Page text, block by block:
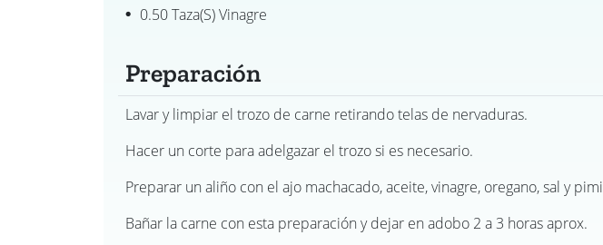
0.50 Taza(s) Vinagre
Preparación
Lavar y limpiar el trozo de carne retirando telas de nervaduras.
Hacer un corte para adelgazar el trozo si es necesario.
Preparar un aliño con el ajo machacado, aceite, vinagre, oregano, sal y
Bañar la carne con esta preparación y dejar en adobo 2 a 3 horas aprox.